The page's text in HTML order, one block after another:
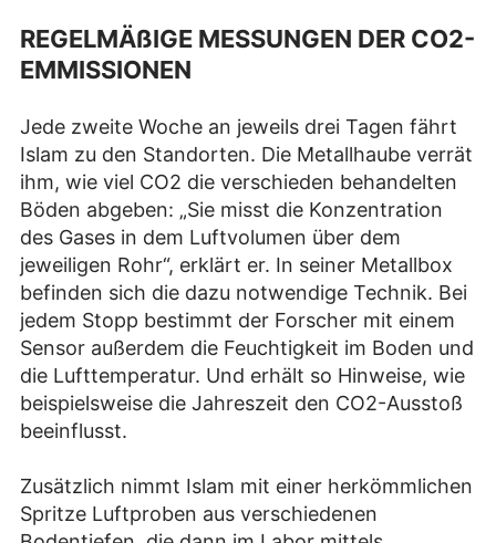
REGELMÄßIGE MESSUNGEN DER CO2-
EMMISSIONEN
Jede zweite Woche an jeweils drei Tagen fährt
Islam zu den Standorten. Die Metallhaube verrät
ihm, wie viel CO2 die verschieden behandelten
Böden abgeben: „Sie misst die Konzentration
des Gases in dem Luftvolumen über dem
jeweiligen Rohr“, erklärt er. In seiner Metallbox
befinden sich die dazu notwendige Technik. Bei
jedem Stopp bestimmt der Forscher mit einem
Sensor außerdem die Feuchtigkeit im Boden und
die Lufttemperatur. Und erhält so Hinweise, wie
beispielsweise die Jahreszeit den CO2-Ausstoß
beeinflusst.
Zusätzlich nimmt Islam mit einer herkömmlichen
Spritze Luftproben aus verschiedenen